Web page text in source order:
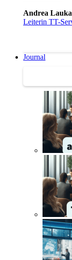
Andrea
Leiterin TT-
Journal